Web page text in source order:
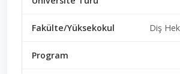
Diş